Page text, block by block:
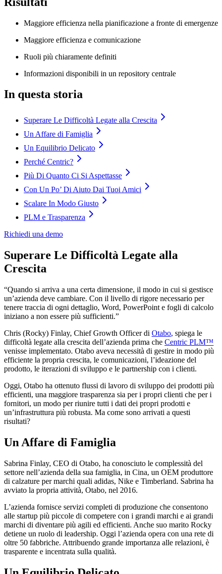
Maggiore efficienza nella pianificazione a fronte di emergenze
Maggiore efficienza e comunicazione
Ruoli più chiaramente definiti
Informazioni disponibili in un repository centrale
In questa storia
Superare Le Difficoltà Legate alla Crescita
Un Affare di Famiglia
Un Equilibrio Delicato
Perché Centric?
Più Di Quanto Ci Si Aspettasse
Con Un Po’ Di Aiuto Dai Tuoi Amici
Scalare In Modo Giusto
PLM e Trasparenza
Richiedi una demo
Superare Le Difficoltà Legate alla
Crescita
“Quando si arriva a una certa dimensione, il modo in cui si gestisce
un’azienda deve cambiare. Con il livello di rigore necessario per
tenere traccia di ogni dettaglio, Word, PowerPoint e fogli di calcolo
iniziano a non essere più sufficienti.”
Chris (Rocky) Finlay, Chief Growth Officer di Otabo, spiega le
difficoltà legate alla crescita dell’azienda prima che Centric PLM™
venisse implementato. Otabo aveva necessità di gestire in modo più
efficiente la propria crescita, le comunicazioni, l’ideazione del
prodotto, le iterazioni di sviluppo e le partnership con i clienti.
Oggi, Otabo ha ottenuto flussi di lavoro di sviluppo dei prodotti più
efficienti, una maggiore trasparenza sia per i propri clienti che per i
fornitori, un modo per riunire tutti i dati dei propri prodotti e
un’infrastruttura più robusta. Ma come sono arrivati a questi
risultati?
Un Affare di Famiglia
Sabrina Finlay, CEO di Otabo, ha conosciuto le complessità del
settore nell’azienda della sua famiglia, in Cina, un OEM produttore
di calzature per marchi quali adidas, Nike e Timberland. Sabrina ha
avviato la propria attività, Otabo, nel 2016.
L’azienda fornisce servizi completi di produzione che consentono
alle startup più piccole di competere con i grandi marchi e ai grandi
marchi di diventare più agili ed efficienti. Anche suo marito Rocky
detiene un ruolo di leadership. Oggi l’azienda opera con una rete di
oltre 50 fabbriche. Attribuendo grande importanza alle relazioni, è
trasparente e incentrata sulla qualità.